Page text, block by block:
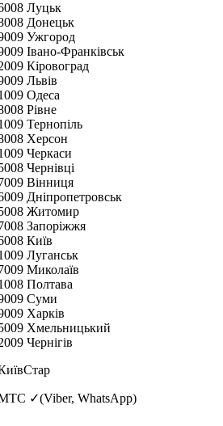
Луцьк
Донецьк
Ужгород
Івано-Франківськ
Кіровоград
Львів
Одеса
Рівне
Тернопіль
Херсон
Черкаси
Чернівці
Вінниця
Дніпропетровськ
Житомир
Запоріжжя
Київ
Луганськ
Миколаїв
Полтава
Суми
Харків
Хмельницький
Чернігів
✓(Viber, WhatsApp)